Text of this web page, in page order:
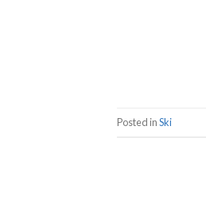
Posted inSki